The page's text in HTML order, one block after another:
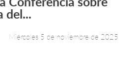
del...
Miércoles 5 de noviembre de 2025